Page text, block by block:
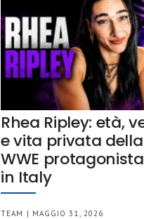
Rhea Ripley: età,
e vita privata
WWE
in Italy
TEAM | MAGGIO 31, 2026